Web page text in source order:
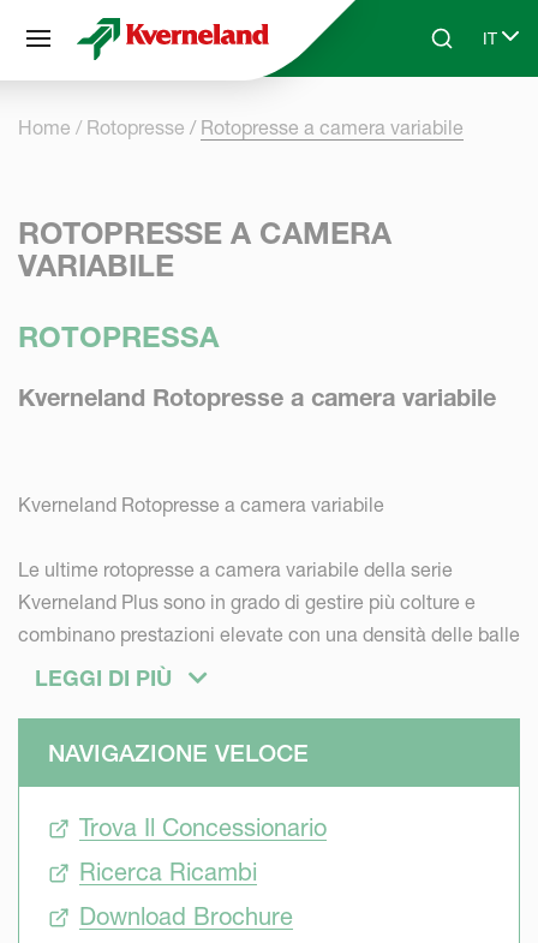
Skip to main contentSearchIT
Select
Home Rotopresse Rotopresse a camera variabile
ROTOPRESSE A CAMERA
VARIABILE
ROTOPRESSA
Kverneland Rotopresse a camera variabile
Kverneland Rotopresse a camera variabile
Le ultime rotopresse a camera variabile della serie
Kverneland Plus sono in grado di gestire più colture e
combinano prestazioni elevate con una densità delle balle
leader di mercato.
Plus producono balle di qualità ineguagliabile in tutte le
ad alta capacità comprende rotore e sistemi di pre-
triturazione SuperCut a 14 o 25 coltelli.
La serie Kverneland 6000 Plus è leader nella densità delle
LEGGI DI PIÙ
NAVIGAZIONE VELOCE
Trova Il Concessionario
Ricerca Ricambi
Download Brochure
Pannello di gestione dei cookies